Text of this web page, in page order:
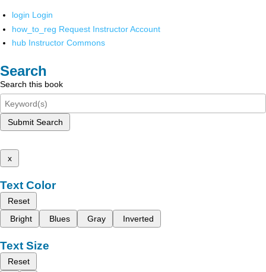
login Login
how_to_reg Request Instructor Account
hub Instructor Commons
Search
Search this book
Submit Search
x
Text Color
Reset
Bright
Blues Gray Inverted
Text Size
Reset